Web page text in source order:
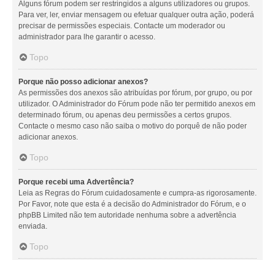
Alguns fórum podem ser restringidos a alguns utilizadores ou grupos.
Para ver, ler, enviar mensagem ou efetuar qualquer outra ação, poderá
precisar de permissões especiais. Contacte um moderador ou
administrador para lhe garantir o acesso.
Topo
Porque não posso adicionar anexos?
As permissões dos anexos são atribuídas por fórum, por grupo, ou por
utilizador. O Administrador do Fórum pode não ter permitido anexos em
determinado fórum, ou apenas deu permissões a certos grupos.
Contacte o mesmo caso não saiba o motivo do porquê de não poder
adicionar anexos.
Topo
Porque recebi uma Advertência?
Leia as Regras do Fórum cuidadosamente e cumpra-as rigorosamente.
Por Favor, note que esta é a decisão do Administrador do Fórum, e o
phpBB Limited não tem autoridade nenhuma sobre a advertência
enviada.
Topo